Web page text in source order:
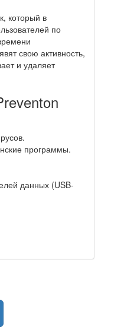
который в
по
свою активность,
и удаляет
программы.
данных (USB-